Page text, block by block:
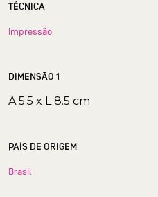
TÉCNICA
Impressão
DIMENSÃO 1
A 5.5 x L 8.5 cm
PAÍS DE ORIGEM
Brasil